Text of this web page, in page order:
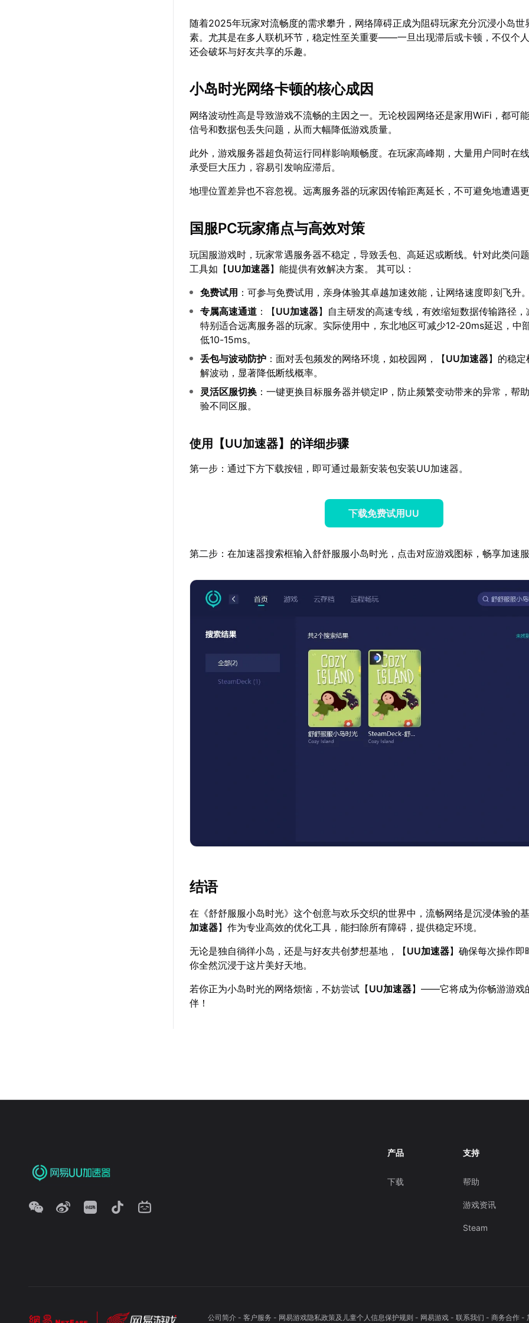
随着2025年玩家对流畅度的需求攀升，网络障碍正成为阻碍玩家充分沉浸小岛世
素。尤其是在多人联机环节，稳定性至关重要——一旦出现滞后或卡顿，不仅个
还会破坏与好友共享的乐趣。
小岛时光网络卡顿的核心成因
网络波动性高是导致游戏不流畅的主因之一。无论校园网络还是家用WiFi，都可
信号和数据包丢失问题，从而大幅降低游戏质量。
此外，游戏服务器超负荷运行同样影响顺畅度。在玩家高峰期，大量用户同时在
承受巨大压力，容易引发响应滞后。
地理位置差异也不容忽视。远离服务器的玩家因传输距离延长，不可避免地遭遇
国服PC玩家痛点与高效对策
玩国服游戏时，玩家常遇服务器不稳定，导致丢包、高延迟或断线。针对此类问
工具如【UU加速器】能提供有效解决方案。 其可以：
免费试用 ：可参与免费试用，亲身体验其卓越加速效能，让网络速度即刻飞升
专属高速通道 ：【UU加速器】自主研发的高速专线，有效缩短数据传输路径
特别适合远离服务器的玩家。实际使用中，东北地区可减少12-20ms延迟，中
低10-15ms。
丢包与波动防护 ：面对丢包频发的网络环境，如校园网，【UU加速器】的稳
解波动，显著降低断线概率。
灵活区服切换 ：一键更换目标服务器并锁定IP，防止频繁变动带来的异常，帮
验不同区服。
使用【UU加速器】的详细步骤
第一步：通过下方下载按钮，即可通过最新安装包安装UU加速器。
下载免费试用UU
第二步：在加速器搜索框输入舒舒服服小岛时光，点击对应游戏图标，畅享加速
结语
在《舒舒服服小岛时光》这个创意与欢乐交织的世界中，流畅网络是沉浸体验的
加速器】作为专业高效的优化工具，能扫除所有障碍，提供稳定环境。
无论是独自徜徉小岛，还是与好友共创梦想基地，【UU加速器】确保每次操作即
你全然沉浸于这片美好天地。
若你正为小岛时光的网络烦恼，不妨尝试【UU加速器】——它将成为你畅游游戏
伴！
产品
下载
支持
帮助
游戏资讯
Steam
公司简介- 客户服务 - 网易游戏隐私政策及儿童个人信息保护规则 - 网易游戏- 联系我们 - 商务合作-